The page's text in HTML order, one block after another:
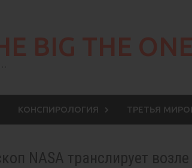
BIG THE ONE
КОНСПИРОЛОГИЯ ТРЕТЬЯ
NASA транслирует